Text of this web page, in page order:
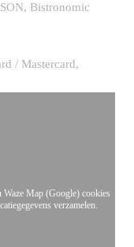
Bistronomic
/ Mastercard,
Waze Map (Google) cookies
verzamelen.